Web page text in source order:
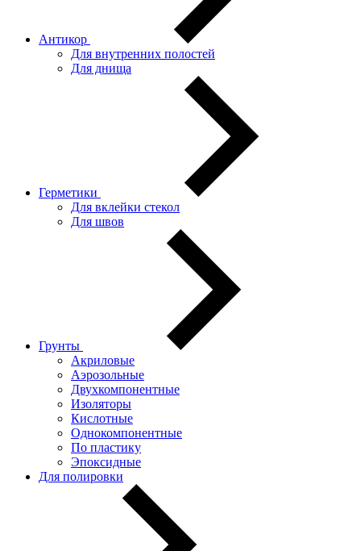
Антикор
Для внутренних полостей
Для днища
Герметики
Для вклейки стекол
Для швов
Грунты
Акриловые
Аэрозольные
Двухкомпонентные
Изоляторы
Кислотные
Однокомпонентные
По пластику
Эпоксидные
Для полировки